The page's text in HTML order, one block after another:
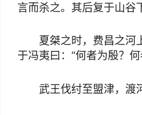
言而杀之。其后复于山谷
夏桀之时，费昌之河
于冯夷曰：“何者为殷？
武王伐纣至盟津，渡